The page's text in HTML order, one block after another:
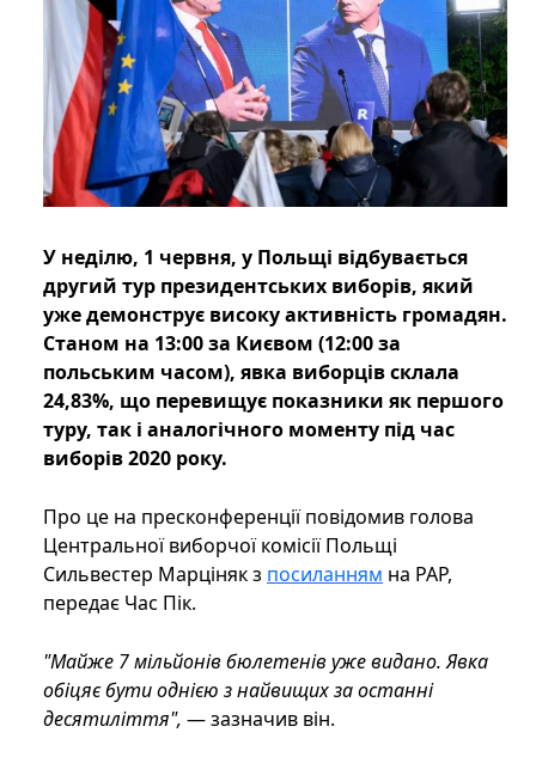
У неділю, 1 червня, у Польщі відбувається
другий тур президентських виборів, який
уже демонструє високу активність громадян.
Станом на 13:00 за Києвом (12:00 за
польським часом), явка виборців склала
24,83%, що перевищує показники як першого
туру, так і аналогічного моменту під час
виборів 2020 року.
Про це на пресконференції повідомив голова
Центральної виборчої комісії Польщі
Сильвестер Марціняк з посиланням на РАР,
передає Час Пік.
"Майже 7 мільйонів бюлетенів уже видано. Явка
обіцяє бути однією з найвищих за останні
десятиліття", — зазначив він.